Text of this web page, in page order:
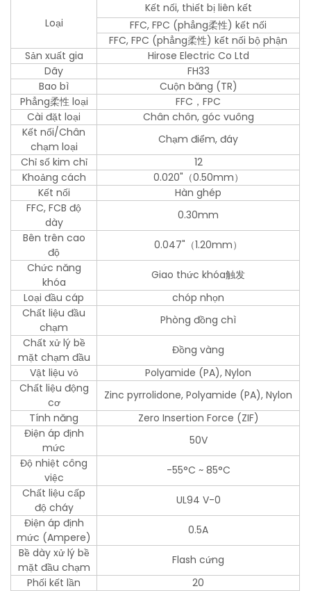
Loại
Kết nối, thiết bị liên kết
FFC, FPC (phẳng柔性) kết nối
FFC, FPC (phẳng柔性) kết nối bộ phận
Sản xuất gia
Hirose Electric Co Ltd
Dãy
FH33
Bao bì
Cuộn băng (TR)
Phẳng柔性 loại
FFC，FPC
Cài đặt loại
Chân chôn, góc vuông
Kết nối/Chân
chạm loại
Chạm điểm, đáy
Chỉ số kim chỉ
12
Khoảng cách
0.020"（0.50mm）
Kết nối
Hàn ghép
FFC, FCB độ
dày
0.30mm
Bên trên cao
độ
0.047"（1.20mm）
Chức năng
khóa
Giao thức khóa触发
Loại đầu cáp
chóp nhọn
Chất liệu đầu
chạm
Phòng đồng chì
Chất xử lý bề
mặt chạm đầu
Đồng vàng
Vật liệu vỏ
Polyamide (PA), Nylon
Chất liệu động
cơ
Zinc pyrrolidone, Polyamide (PA), Nylon
Tính năng
Zero Insertion Force (ZIF)
Điện áp định
mức
50V
Độ nhiệt công
việc
-55°C ~ 85°C
Chất liệu cấp
độ cháy
UL94 V-0
Điện áp định
mức (Ampere)
0.5A
Bề dày xử lý bề
mặt đầu chạm
Flash cứng
Phối kết lần
20